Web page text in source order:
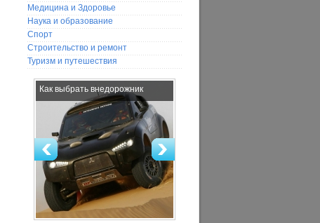
Медицина и Здоровье
Наука и образование
Спорт
Строительство и ремонт
Туризм и путешествия
Как выбрать внедорожник